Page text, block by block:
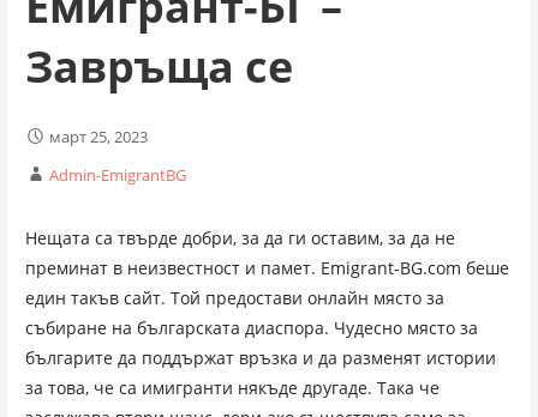
Завръща се
март 25, 2023
Admin-EmigrantBG
Нещата са твърде добри, за да ги оставим, за да не
преминат в неизвестност и памет. Emigrant-BG.com беше
един такъв сайт. Той предостави онлайн място за
събиране на българската диаспора. Чудесно място за
българите да поддържат връзка и да разменят истории
за това, че са имигранти някъде другаде. Така че